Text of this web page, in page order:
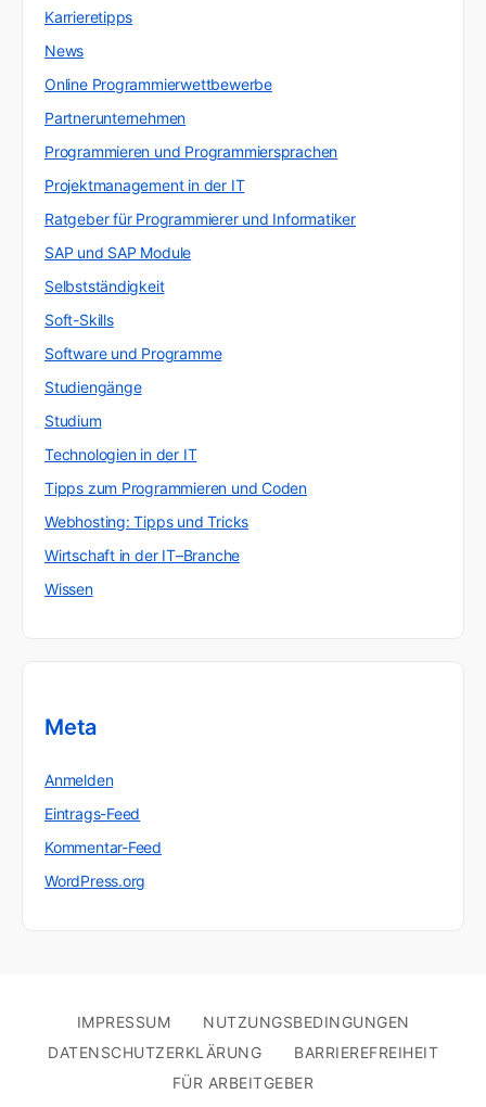
Karrieretipps
News
Online Programmierwettbewerbe
Partnerunternehmen
Programmieren und Programmiersprachen
Projektmanagement in der IT
Ratgeber für Programmierer und Informatiker
SAP und SAP Module
Selbstständigkeit
Soft-Skills
Software und Programme
Studiengänge
Studium
Technologien in der IT
Tipps zum Programmieren und Coden
Webhosting: Tipps und Tricks
Wirtschaft in der IT–Branche
Wissen
Meta
Anmelden
Eintrags-Feed
Kommentar-Feed
WordPress.org
IMPRESSUM
NUTZUNGSBEDINGUNGEN
DATENSCHUTZERKLÄRUNG
BARRIEREFREIHEIT
FÜR ARBEITGEBER